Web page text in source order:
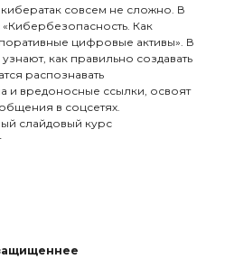
совсем не сложно. В
Как
цифровые активы». В
как правильно создавать
распознавать
и вредоносные ссылки, освоят
в соцсетях.
слайдовый курс